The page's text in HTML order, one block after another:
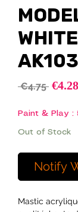
AK103
€4.75 €4.28
Paint & Play
Out of Stock
Notify
Mastic